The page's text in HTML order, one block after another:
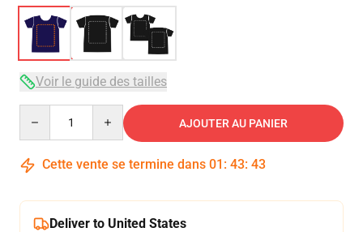
Voir le guide des tailles
AJOUTER AU PANIER
Cette vente se termine dans 01 : 43: 42
Deliver to United States